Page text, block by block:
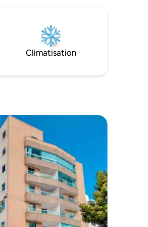
Climatisation
5, 14 commentaires